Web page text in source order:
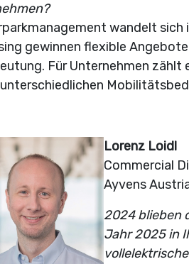
wandelt
gewinnen flexible
Für Unternehmen
Lorenz Loidl
Commercial
Ayvens
2024 blieben
Jahr 2025 in